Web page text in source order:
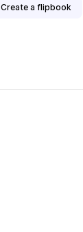
Create a flipbook